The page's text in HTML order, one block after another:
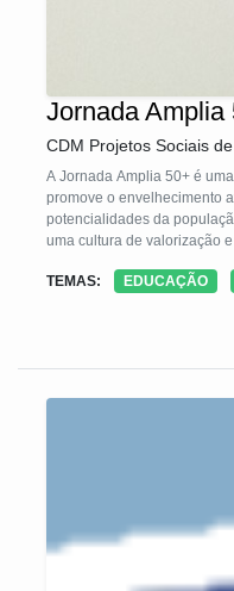
Jornada Amplia
CDM Projetos Sociais
A Jornada Amplia 50+ é
promove o envelhecimento
potencialidades da
uma cultura de valorização
direitos, o fortalecimento de
voluntariado e ações
TEMAS: EDUCAÇÃO